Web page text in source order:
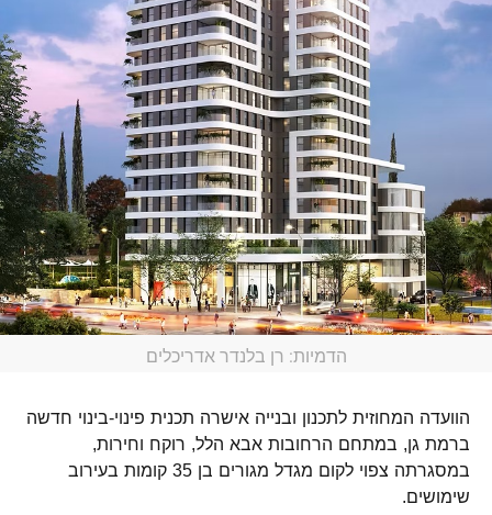
הדמיות: רן בלנדר אדריכלים
הוועדה המחוזית לתכנון ובנייה אישרה תכנית פינוי-בינוי חדשה
ברמת גן, במתחם הרחובות אבא הלל, רוקח וחירות,
במסגרתה צפוי לקום מגדל מגורים בן 35 קומות בעירוב
שימושים.